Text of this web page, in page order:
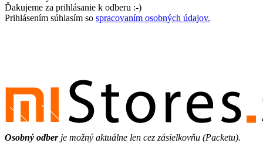
Ďakujeme za prihlásanie k odberu :-)
Prihlásením súhlasím so spracovaním osobných údajov.
Osobný odberje možný aktuálne len cez zásielkovňu (Packetu).